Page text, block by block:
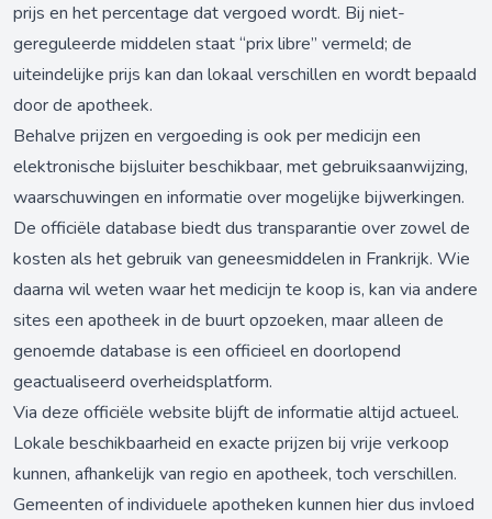
prijs en het percentage dat vergoed wordt. Bij niet-
gereguleerde middelen staat “prix libre” vermeld; de
uiteindelijke prijs kan dan lokaal verschillen en wordt bepaald
door de apotheek.
Behalve prijzen en vergoeding is ook per medicijn een
elektronische bijsluiter beschikbaar, met gebruiksaanwijzing,
waarschuwingen en informatie over mogelijke bijwerkingen.
De officiële database biedt dus transparantie over zowel de
kosten als het gebruik van geneesmiddelen in Frankrijk. Wie
daarna wil weten waar het medicijn te koop is, kan via andere
sites een apotheek in de buurt opzoeken, maar alleen de
genoemde database is een officieel en doorlopend
geactualiseerd overheidsplatform.
Via deze officiële website blijft de informatie altijd actueel.
Lokale beschikbaarheid en exacte prijzen bij vrije verkoop
kunnen, afhankelijk van regio en apotheek, toch verschillen.
Gemeenten of individuele apotheken kunnen hier dus invloed